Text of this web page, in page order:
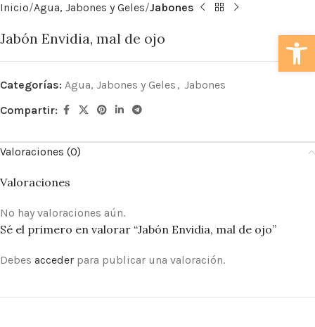
Abrir
Inicio Agua, Jabones y Geles Jabones
Jabón Envidia, mal de ojo
Categorías: Agua, Jabones y Geles , Jabones
Compartir:
Valoraciones (0)
Valoraciones
No hay valoraciones aún.
Sé el primero en valorar “Jabón Envidia, mal de ojo”
Debes acceder para publicar una valoración.